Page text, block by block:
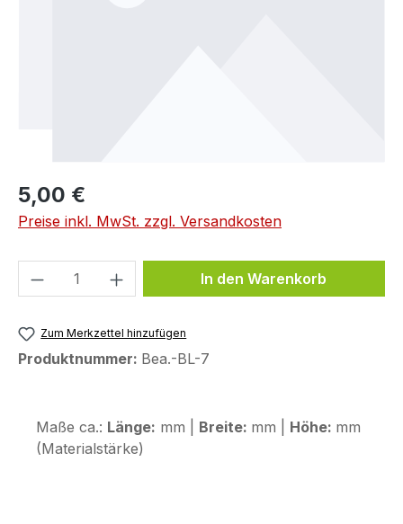
5,00 €
Preise inkl. MwSt. zzgl. Versandkosten
Produkt Anzahl: Gib denIn den Warenkorb
Zum Merkzettel hinzufügen
Produktnummer: Bea.-BL-7
Maße ca.: Länge: mm | Breite: mm | Höhe: mm
(Materialstärke)